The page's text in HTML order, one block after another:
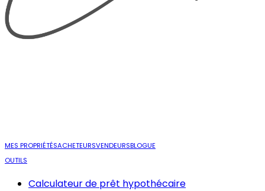
MES PROPRIÉTÉSACHETEURSVENDEURSBLOGUE
OUTILS
Calculateur de prêt hypothécaire